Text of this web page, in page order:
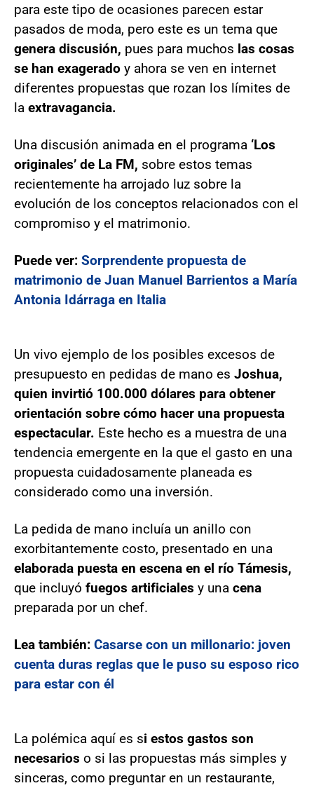
para este tipo de ocasiones parecen estar
pasados de moda, pero este es un tema que
genera discusión, pues para muchos las cosas
se han exagerado y ahora se ven en internet
diferentes propuestas que rozan los límites de
la extravagancia.
Una discusión animada en el programa ‘Los
originales’ de La FM, sobre estos temas
recientemente ha arrojado luz sobre la
evolución de los conceptos relacionados con el
compromiso y el matrimonio.
Puede ver: Sorprendente propuesta de
matrimonio de Juan Manuel Barrientos a María
Antonia Idárraga en Italia
Un vivo ejemplo de los posibles excesos de
presupuesto en pedidas de mano es Joshua,
quien invirtió 100.000 dólares para obtener
orientación sobre cómo hacer una propuesta
espectacular. Este hecho es a muestra de una
tendencia emergente en la que el gasto en una
propuesta cuidadosamente planeada es
considerado como una inversión.
La pedida de mano incluía un anillo con
exorbitantemente costo, presentado en una
elaborada puesta en escena en el río Támesis,
que incluyó fuegos artificiales y una cena
preparada por un chef.
Lea también: Casarse con un millonario: joven
cuenta duras reglas que le puso su esposo rico
para estar con él
La polémica aquí es si estos gastos son
necesarios o si las propuestas más simples y
sinceras, como preguntar en un restaurante,